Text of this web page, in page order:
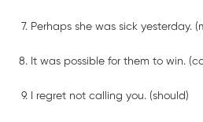
Perhaps she was sick yesterday.
It was possible for them to win.
I regret not calling you. (should)